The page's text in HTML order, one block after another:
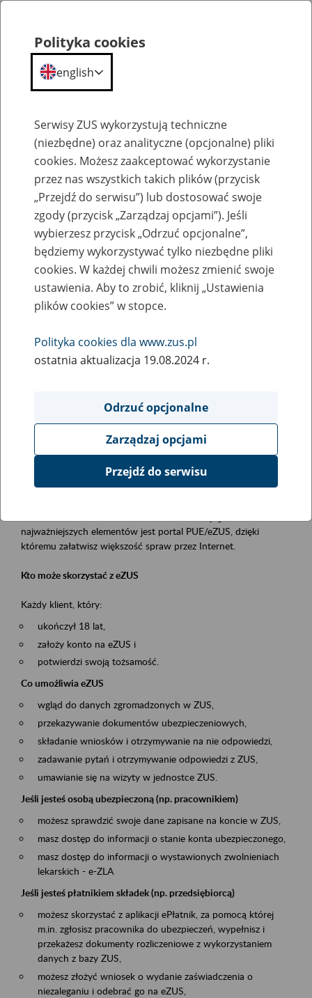
Szkolenia
Zaproś ZUS do siebie - zakładanie profili
eZUS w siedzibie Twojej firmy
Rodzaj wydarzenia
Szkolenia
obsługa klientów
Event description
Platforma Usług Elektronicznych ZUS eZUS
najważniejszych elementów jest portal PUE/eZUS, dzięki
któremu załatwisz większość spraw przez Internet.
Kto może skorzystać z eZUS
Każdy klient, który:
ukończył 18 lat,
założy konto na eZUS i
potwierdzi swoją tożsamość.
Co umożliwia eZUS
wgląd do danych zgromadzonych w ZUS,
przekazywanie dokumentów ubezpieczeniowych,
składanie wniosków i otrzymywanie na nie odpowiedzi,
zadawanie pytań i otrzymywanie odpowiedzi z ZUS,
umawianie się na wizyty w jednostce ZUS.
Jeśli jesteś osobą ubezpieczoną (np. pracownikiem)
możesz sprawdzić swoje dane zapisane na koncie w ZUS,
masz dostęp do informacji o stanie konta ubezpieczonego,
masz dostęp do informacji o wystawionych zwolnieniach
lekarskich - e-ZLA
Jeśli jesteś płatnikiem składek (np. przedsiębiorcą)
możesz skorzystać z aplikacji ePłatnik, za pomocą której
m.in. zgłosisz pracownika do ubezpieczeń, wypełnisz i
przekażesz dokumenty rozliczeniowe z wykorzystaniem
danych z bazy ZUS,
możesz złożyć wniosek o wydanie zaświadczenia o
niezaleganiu i odebrać go na eZUS,
Polityka cookies
english
Serwisy ZUS wykorzystują techniczne
(niezbędne) oraz analityczne (opcjonalne) pliki
cookies. Możesz zaakceptować wykorzystanie
przez nas wszystkich takich plików (przycisk
„Przejdź do serwisu”) lub dostosować swoje
zgody (przycisk „Zarządzaj opcjami”). Jeśli
wybierzesz przycisk „Odrzuć opcjonalne”,
będziemy wykorzystywać tylko niezbędne pliki
cookies. W każdej chwili możesz zmienić swoje
ustawienia. Aby to zrobić, kliknij „Ustawienia
plików cookies” w stopce.
Polityka cookies dla www.zus.pl
ostatnia aktualizacja 19.08.2024 r.
Odrzuć opcjonalne
Zarządzaj opcjami
Przejdź do serwisu